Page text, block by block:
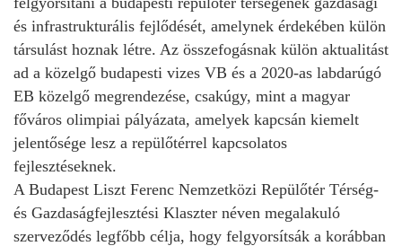
és infrastrukturális fejlődését, amelynek érdekében külön
társulást hoznak létre. Az összefogásnak külön aktualitást
ad a közelgő budapesti vizes VB és a 2020-as labdarúgó
EB közelgő megrendezése, csakúgy, mint a magyar
főváros olimpiai pályázata, amelyek kapcsán kiemelt
jelentősége lesz a repülőtérrel kapcsolatos
fejlesztéseknek.
A Budapest Liszt Ferenc Nemzetközi Repülőtér Térség-
és Gazdaságfejlesztési Klaszter néven megalakuló
szerveződés legfőbb célja, hogy felgyorsítsák a korábban